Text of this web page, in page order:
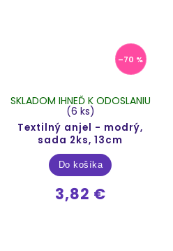
–70 %
Textilný anjel - modrý,
sada 2ks, 13cm
SKLADOM IHNEĎ K ODOSLANIU
(6 ks)
3,82 €
Do košíka